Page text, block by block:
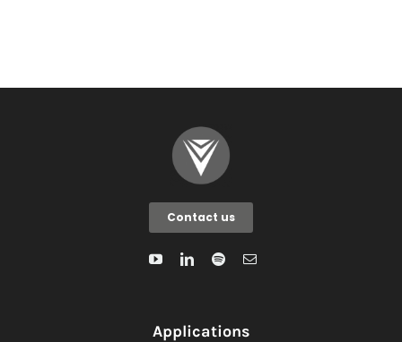
Contact us
Applications